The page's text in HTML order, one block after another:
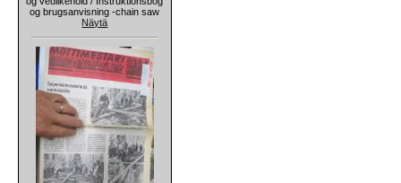
og brugsanvisning -chain saw
Näytä